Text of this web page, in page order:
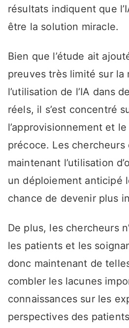
résultats indiquent que
être la solution miracle.
Bien que l’étude ait
preuves très limité sur
l’utilisation de l’IA dans
réels, il s’est concentré
l’approvisionnement et
précoce. Les
maintenant l’utilisation
un déploiement anticipé
chance de devenir plus
De plus, les chercheurs
les patients et les
donc maintenant de
combler les lacunes
connaissances sur les
perspectives des